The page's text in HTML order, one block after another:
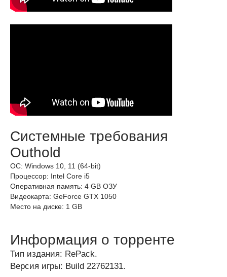
Системные требования
Outhold
ОС: Windows 10, 11 (64-bit)
Процессор: Intel Core i5
Оперативная память: 4 GB ОЗУ
Видеокарта: GeForce GTX 1050
Место на диске: 1 GB
Информация о торренте
Тип издания: RePack.
Версия игры: Build 22762131.